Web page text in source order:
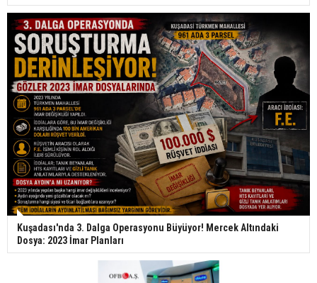
Kuşadası'nda 3. Dalga Operasyonu Büyüyor! Mercek Altındaki
Dosya: 2023 İmar Planları